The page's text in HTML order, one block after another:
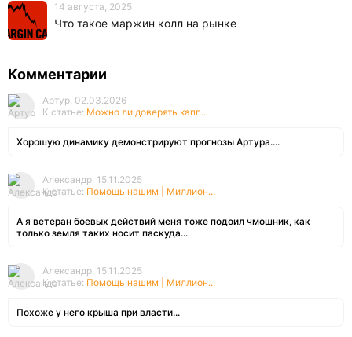
14 августа, 2025
Что такое маржин колл на рынке
Комментарии
Артур, 02.03.2026
К статье: Можно ли доверять капп...
Хорошую динамику демонстрируют прогнозы Артура....
Александр, 15.11.2025
К статье: Помощь нашим | Миллион...
А я ветеран боевых действий меня тоже подоил чмошник, как
только земля таких носит паскуда...
Александр, 15.11.2025
К статье: Помощь нашим | Миллион...
Похоже у него крыша при власти...